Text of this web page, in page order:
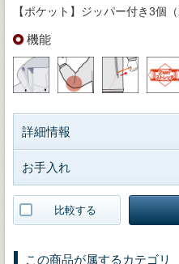
【ポケット】ジッパー付き3個
機能
詳細情報
お手入れ
比較する
この商品が属するカテゴリ